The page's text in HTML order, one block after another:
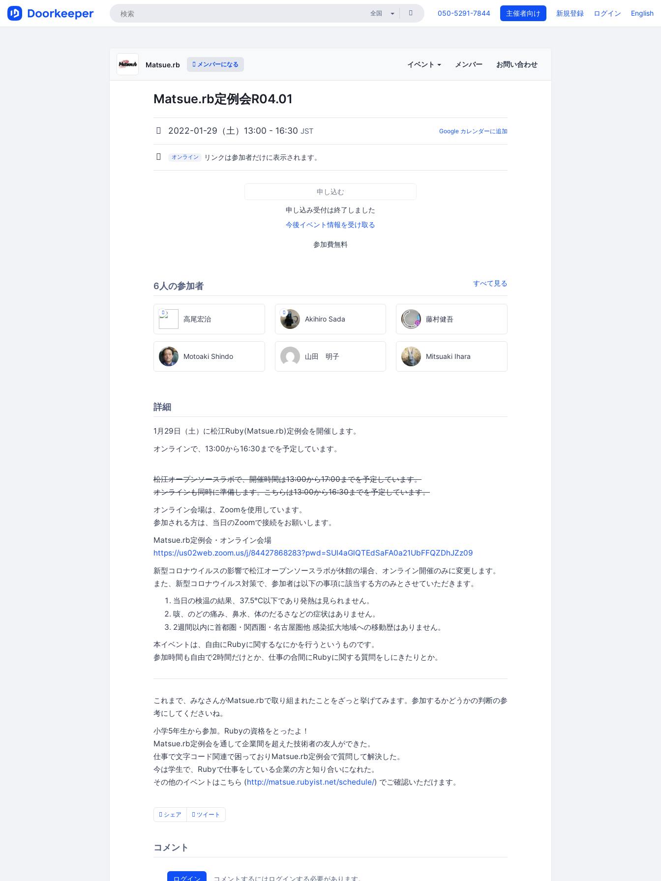
050-5291-7844 主催者向け 新規登録 ログイン English
Matsue.rb メンバーになる イベント メンバー お問い合わせ
Matsue.rb定例会R04.01
2022-01-29（土）13:00 - 16:30 JST Google カレンダーに追加
オンライン リンクは参加者だけに表示されます。
申し込む
申し込み受付は終了しました
今後イベント情報を受け取る
参加費無料
6人の参加者 すべて見る
高尾宏治 Akihiro Sada 藤村健吾
Motoaki Shindo 山田 明子 Mitsuaki Ihara
詳細
1月29日（土）に松江Ruby(Matsue.rb)定例会を開催します。
オンラインで、13:00から16:30までを予定しています。
松江オープンソースラボで、開催時間は13:00から17:00までを予定しています。
オンラインも同時に準備します。こちらは13:00から16:30までを予定しています。
オンライン会場は、Zoomを使用しています。
参加される方は、当日のZoomで接続をお願いします。
Matsue.rb定例会・オンライン会場
https://us02web.zoom.us/j/84427868283?pwd=SUI4aGlQTEdSaFA0a21UbFFQZDhJZz09
新型コロナウイルスの影響で松江オープンソースラボが休館の場合、オンライン開催のみに変更します。
また、新型コロナウイルス対策で、参加者は以下の事項に該当する方のみとさせていただきます。
当日の検温の結果、37.5℃以下であり発熱は見られません。
咳、のどの痛み、鼻水、体のだるさなどの症状はありません。
2週間以内に首都圏・関西圏・名古屋圏他 感染拡大地域への移動歴はありません。
本イベントは、自由にRubyに関するなにかを行うというものです。
参加時間も自由で2時間だけとか、仕事の合間にRubyに関する質問をしにきたりとか。
これまで、みなさんがMatsue.rbで取り組まれたことをざっと挙げてみます。参加するかどうかの判断の参
考にしてくださいね。
小学5年生から参加。Rubyの資格をとったよ！
Matsue.rb定例会を通して企業間を超えた技術者の友人ができた。
仕事で文字コード関連で困っておりMatsue.rb定例会で質問して解決した。
今は学生で、Rubyで仕事をしている企業の方と知り合いになれた。
その他のイベントはこちら (http://matsue.rubyist.net/schedule/) でご確認いただけます。
シェア ツイート
コメント
ログイン コメントするにはログインする必要があります。